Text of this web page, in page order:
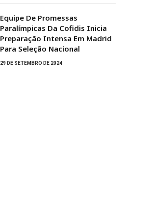
Equipe De Promessas
Paralímpicas Da Cofidis Inicia
Preparação Intensa Em Madrid
Para Seleção Nacional
29 DE SETEMBRO DE 2024